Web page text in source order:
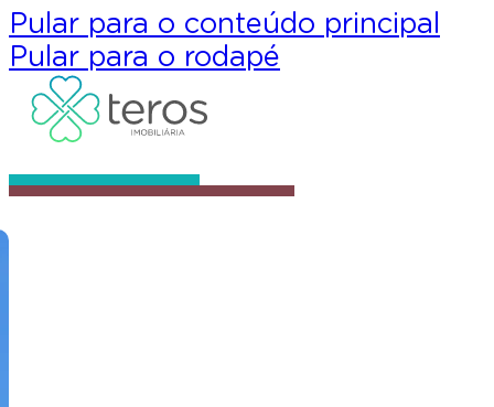
Pular para o conteúdo principal
Pular para o rodapé